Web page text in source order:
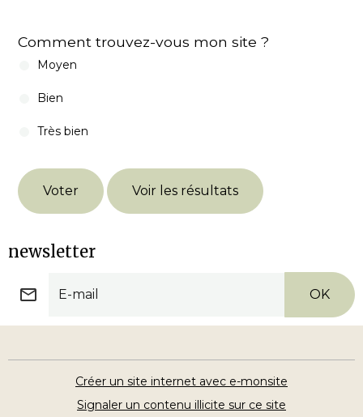
Comment trouvez-vous mon site ?
Moyen
Bien
Très bien
Voter Voir les résultats
newsletter
OK
Créer un site internet avec e-monsite
Signaler un contenu illicite sur ce site